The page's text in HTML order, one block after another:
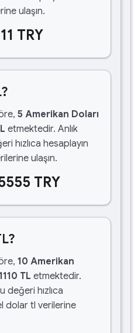
ulaşın.
TRY
5 Amerikan Doları
etmektedir. Anlık
hızlıca hesaplayın
ulaşın.
TRY
10 Amerikan
TL etmektedir.
değeri hızlıca
dolar tl verilerine